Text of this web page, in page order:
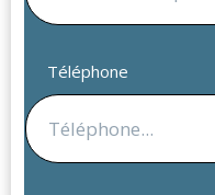
Téléphone